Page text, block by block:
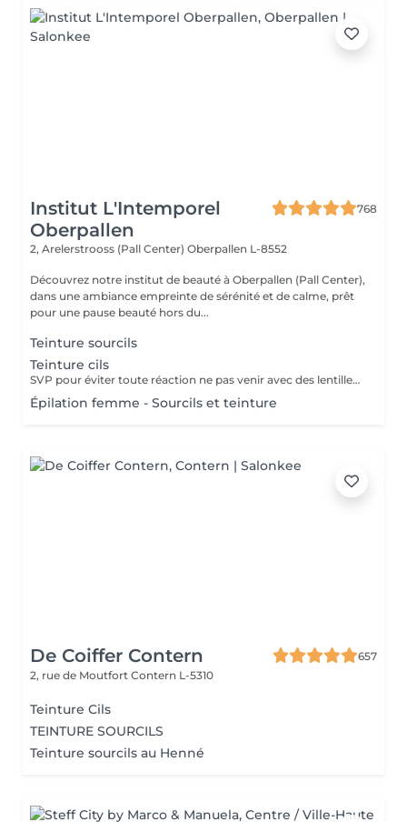
Institut L'Intemporel
Oberpallen
768
2, Arelerstrooss (Pall Center) Oberpallen L-8552
Découvrez notre institut de beauté à Oberpallen (Pall Center),
dans une ambiance empreinte de sérénité et de calme, prêt
pour une pause beauté hors du...
Teinture sourcils
Teinture cils
SVP pour éviter toute réaction ne pas venir avec des lentilles de contact ou prévoir le nécessaire pour les retirer avant la prestation
Épilation femme - Sourcils et teinture
De Coiffer Contern
657
2, rue de Moutfort Contern L-5310
Teinture Cils
TEINTURE SOURCILS
Teinture sourcils au Henné